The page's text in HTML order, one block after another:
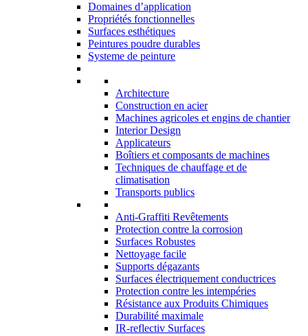
Domaines d’application
Propriétés fonctionnelles
Surfaces esthétiques
Peintures poudre durables
Systeme de peinture
Architecture
Construction en acier
Machines agricoles et engins de chantier
Interior Design
Applicateurs
Boîtiers et composants de machines
Techniques de chauffage et de
climatisation
Transports publics
Anti-Graffiti Revêtements
Protection contre la corrosion
Surfaces Robustes
Nettoyage facile
Supports dégazants
Surfaces électriquement conductrices
Protection contre les intempéries
Résistance aux Produits Chimiques
Durabilité maximale
IR-reflectiv Surfaces